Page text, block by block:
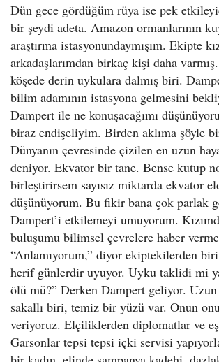
Dün gece gördüğüm rüya ise pek
bir şeydi adeta. Amazon ormanlarının
araştırma istasyonundaymışım. Ekipte
arkadaşlarımdan birkaç kişi daha
köşede derin uykulara dalmış biri.
bilim adamının istasyona gelmesini
Dampert ile ne konuşacağımı
biraz endişeliyim. Birden aklıma şöyle
Dünyanın çevresinde çizilen en uzun
deniyor. Ekvator bir tane. Bense kutup
birleştirirsem sayısız miktarda ekvator
düşünüyorum. Bu fikir bana çok parlak
Dampert’i etkilemeyi umuyorum.
buluşumu bilimsel çevrelere haber
“Anlamıyorum,” diyor ekiptekilerden
herif günlerdir uyuyor. Uyku taklidi mi
ölü mü?” Derken Dampert geliyor.
sakallı biri, temiz bir yüzü var. Onun
veriyoruz. Elçiliklerden diplomatlar ve
Garsonlar tepsi tepsi içki servisi